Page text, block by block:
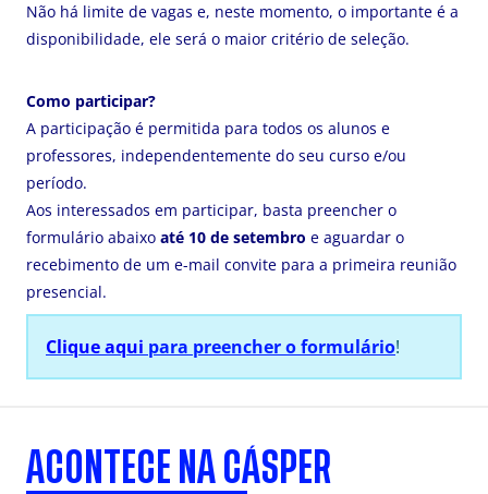
Não há limite de vagas e, neste momento, o importante é a
disponibilidade, ele será o maior critério de seleção.
Como participar?
A participação é permitida para todos os alunos e
professores, independentemente do seu curso e/ou
período.
Aos interessados em participar, basta preencher o
formulário abaixo até 10 de setembro e aguardar o
recebimento de um e-mail convite para a primeira reunião
presencial.
Clique aqui para preencher o formulário!
ACONTECE NA CÁSPER